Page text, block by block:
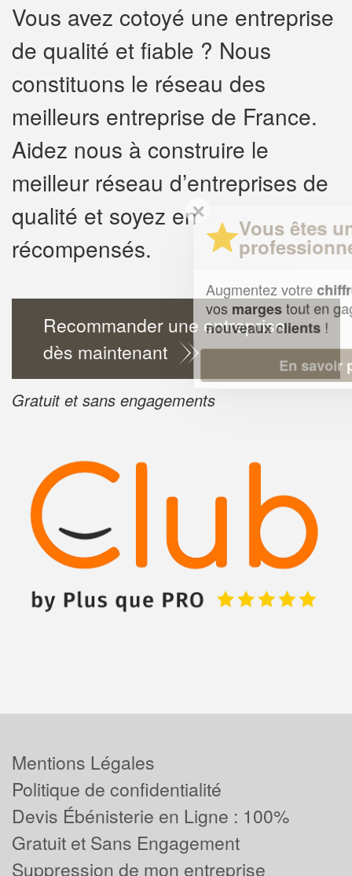
Vous avez cotoyé une entreprise
de qualité et fiable ? Nous
constituons le réseau des
meilleurs entreprise de France.
Aidez nous à construire le
meilleur réseau d’entreprises de
qualité et soyez en
récompensés.
Recommander une entreprise
dès maintenant
Gratuit et sans engagements
✕
Vous êtes un
professionnel ?
Augmentez votrechiffre d'affaireset
tout en gagnant de
nouveaux clients!
En savoir plus
Mentions Légales
Politique de confidentialité
Devis Ébénisterie en Ligne : 100%
Gratuit et Sans Engagement
Suppression de mon entreprise